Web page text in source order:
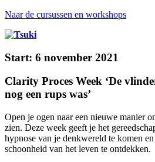
Naar de cursussen en workshops
Start: 6 november 2021
Clarity Proces Week ‘De
nog een rups was’
Open je ogen naar een nieuwe manier
zien. Deze week geeft je het
hypnose van je denkwereld te komen
schoonheid van het leven te ontdekken.